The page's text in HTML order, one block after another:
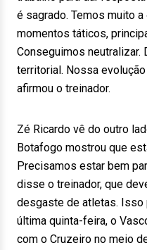
é sagrado. Temos muito
momentos táticos,
Conseguimos
territorial. Nossa
afirmou o treinador.
Zé Ricardo vê do outro
Botafogo mostrou que
Precisamos estar bem
disse o treinador, que
desgaste de atletas. Isso
última quinta-feira, o
com o Cruzeiro no meio